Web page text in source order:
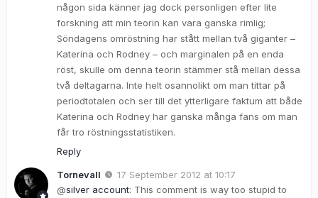
någon sida känner jag dock personligen efter lite
forskning att min teorin kan vara ganska rimlig;
Söndagens omröstning har stått mellan två giganter –
Katerina och Rodney – och marginalen på en enda
röst, skulle om denna teorin stämmer stå mellan dessa
två deltagarna. Inte helt osannolikt om man tittar på
periodtotalen och ser till det ytterligare faktum att både
Katerina och Rodney har ganska många fans om man
får tro röstningsstatistiken.
Reply
Tornevall
17 September 2012 at 10:17
@silver account: This comment is way too stupid to